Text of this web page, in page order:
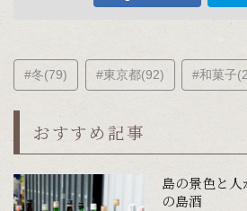
#冬(79) #東京都(92) #和菓子
おすすめ記事
島の景色と
の島酒